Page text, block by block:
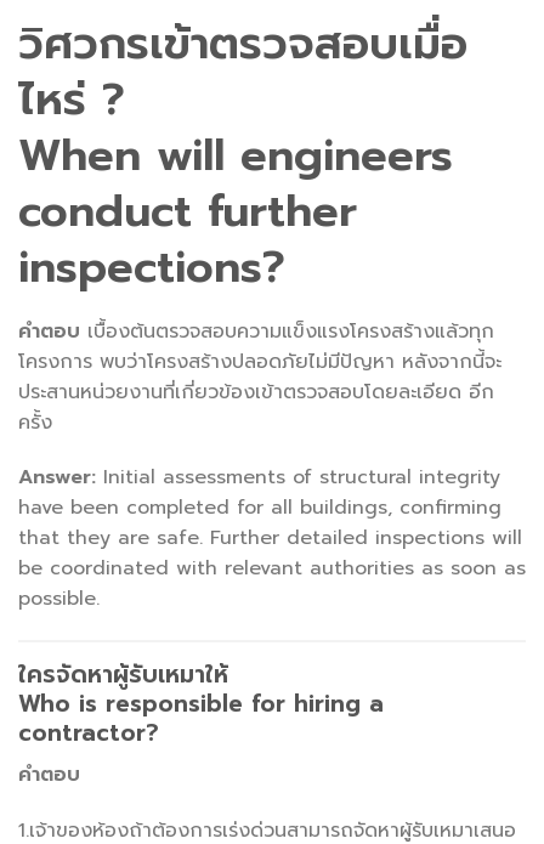
วิศวกรเข้าตรวจสอบเมื่อ
ไหร่ ?
When will engineers
conduct further
inspections?
คำตอบ เบื้องต้นตรวจสอบความแข็งแรงโครงสร้างแล้วทุก
โครงการ พบว่าโครงสร้างปลอดภัยไม่มีปัญหา หลังจากนี้จะ
ประสานหน่วยงานที่เกี่ยวข้องเข้าตรวจสอบโดยละเอียด อีก
ครั้ง
Answer: Initial assessments of structural integrity
have been completed for all buildings, confirming
that they are safe. Further detailed inspections will
be coordinated with relevant authorities as soon as
possible.
ใครจัดหาผู้รับเหมาให้
Who is responsible for hiring a
contractor?
คำตอบ
1.เจ้าของห้องถ้าต้องการเร่งด่วนสามารถจัดหาผู้รับเหมาเสนอ